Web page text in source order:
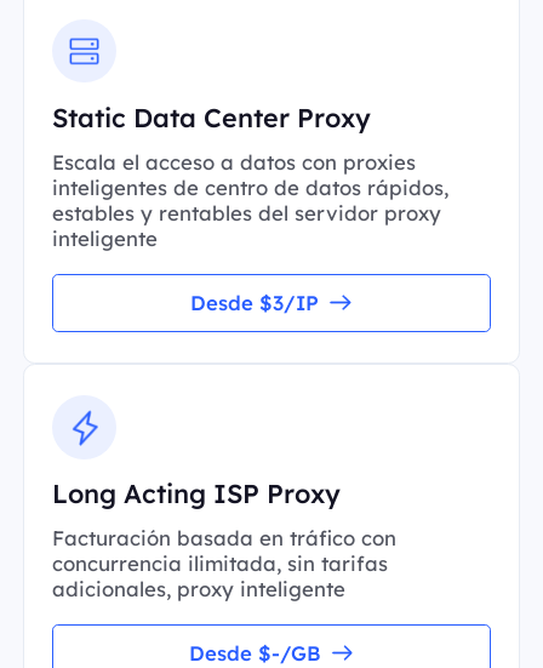
Static Data Center Proxy
Escala el acceso a datos con proxies
inteligentes de centro de datos rápidos,
estables y rentables del servidor proxy
inteligente
Desde $3/IP
Long Acting ISP Proxy
Facturación basada en tráfico con
concurrencia ilimitada, sin tarifas
adicionales, proxy inteligente
Desde $-/GB